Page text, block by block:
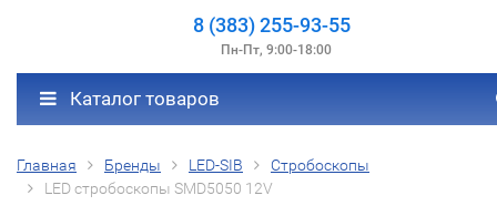
8 (383) 255-93-55
Пн-Пт, 9:00-18:00
Каталог товаров
Главная Бренды LED-SIB
Стробоскопы
LED стробоскопы SMD5050 12V